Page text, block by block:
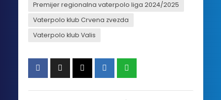
Premijer regionalna vaterpolo liga 2024/2025
Vaterpolo klub Crvena zvezda
Vaterpolo klub Valis